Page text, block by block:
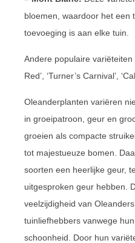
bloemen, waardoor het een
toevoeging is aan elke tuin.
Andere populaire variëteiten
Red’, ‘Turner’s Carnival’,
Oleanderplanten variëren
in groeipatroon, geur en
groeien als compacte
tot majestueuze bomen.
soorten een heerlijke geur,
uitgesproken geur hebben.
veelzijdigheid van
tuinliefhebbers vanwege
schoonheid. Door hun